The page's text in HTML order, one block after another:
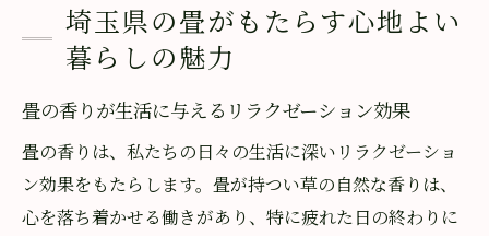
畳がもたらす居心地の良い室内空間
畳の香りで日々のストレスを和らげる方法
香りの力でリラックス効果を高める
香りがもたらす健康への影響を探る
日常生活で畳の香りを楽しむ工夫
ストレス軽減に繋がる香りの選び方
埼玉県の畳がもたらす心地よい
暮らしの魅力
畳の香りが生活に与えるリラクゼーション効果
畳の香りは、私たちの日々の生活に深いリラクゼーショ
ン効果をもたらします。畳が持つい草の自然な香りは、
心を落ち着かせる働きがあり、特に疲れた日の終わりに